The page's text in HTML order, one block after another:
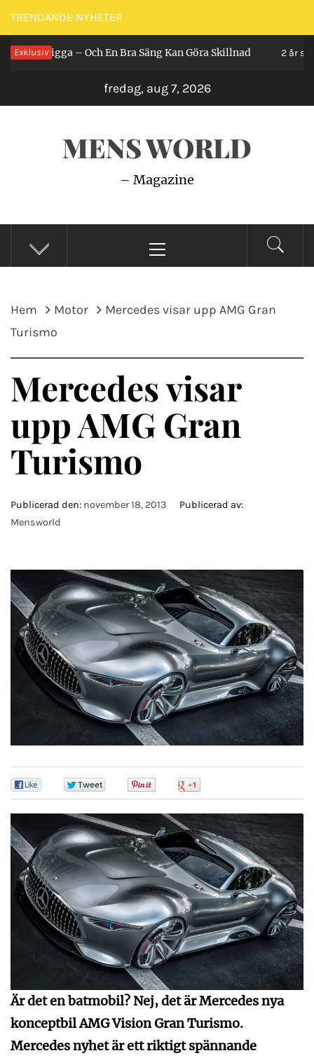
Hoppa
till
innehåll
TRENDANDE NYHETER
Exklusiv
Ligga – Och En Bra Säng Kan Göra Skillnad 2 år sedan
fredag, aug 7, 2026
MENS WORLD
– Magazine
meny
Hem Motor
Mercedes visar upp AMG Gran
Turismo
Mercedes visar
upp AMG Gran
Turismo
Publicerad den: november 18, 2013
Publicerad av:
Mensworld
Är det en batmobil? Nej, det är Mercedes nya
konceptbil AMG Vision Gran Turismo.
Mercedes nyhet är ett riktigt spännande